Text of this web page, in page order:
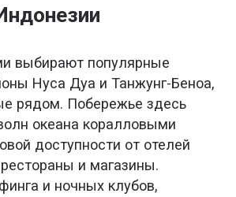
выбирают популярные
Нуса Дуа и Танжунг-Беноа,
рядом. Побережье здесь
океана коралловыми
доступности от отелей
и магазины.
и ночных клубов,